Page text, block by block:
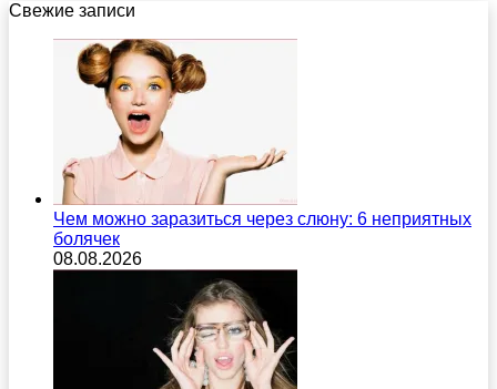
Свежие записи
Чем можно заразиться через слюну: 6 неприятных
болячек
08.08.2026